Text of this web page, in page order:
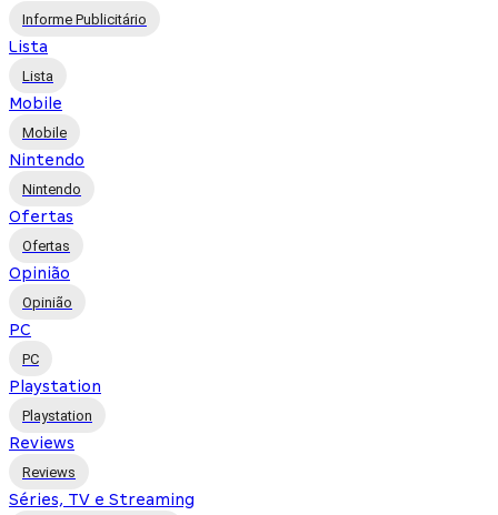
Informe Publicitário
Lista
Lista
Mobile
Mobile
Nintendo
Nintendo
Ofertas
Ofertas
Opinião
Opinião
PC
PC
Playstation
Playstation
Reviews
Reviews
Séries, TV e Streaming